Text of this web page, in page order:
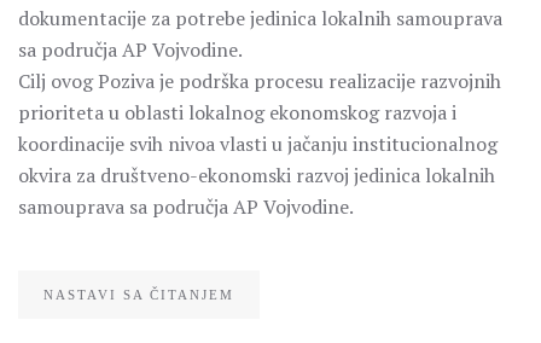
dokumentacije za potrebe jedinica lokalnih samouprava
sa područja AP Vojvodine.
Cilj ovog Poziva je podrška procesu realizacije razvojnih
prioriteta u oblasti lokalnog ekonomskog razvoja i
koordinacije svih nivoa vlasti u jačanju institucionalnog
okvira za društveno-ekonomski razvoj jedinica lokalnih
samouprava sa područja AP Vojvodine.
NASTAVI SA ČITANJEM